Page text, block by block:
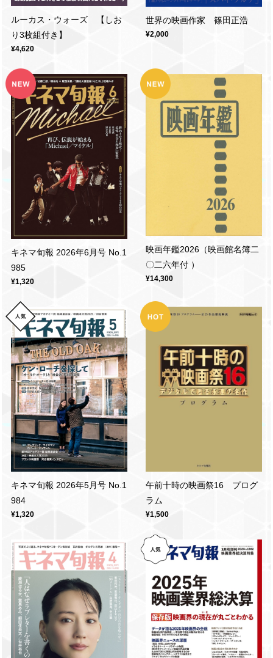
ルーカス・ウォーズ 【しお
り3枚組付き】
¥4,620
世界の映画作家 篠田正浩
¥2,000
キネマ旬報 2026年6月号 No.1
985
¥1,320
映画年鑑2026（映画館名簿二
〇二六年付 ）
¥14,300
キネマ旬報 2026年5月号 No.1
984
¥1,320
午前十時の映画祭16 プログ
ラム
¥1,500